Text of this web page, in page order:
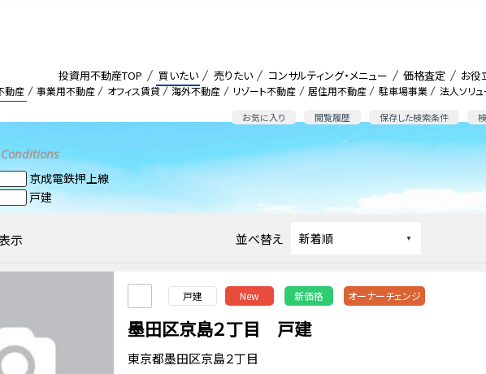
動産 事業用不動産 オフィス賃貸 海外不動産 リゾート不動産 居住用不動産 駐車場事業 法人ソリュ
お気に入り 閲覧履歴 保存した検索条件
投資用不動産TOP 買いたい 売りたい コンサルティング・メニュー 価格査定 お役
Conditions
京成電鉄押上線
戸建
示 並べ替え
戸建 New 新価格 オーナーチェンジ
墨田区京島２丁目 戸建
東京都墨田区京島２丁目